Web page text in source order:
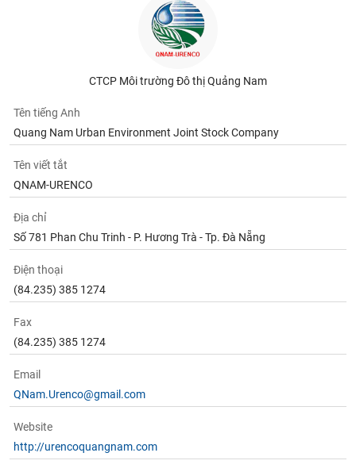
CTCP Môi trường Đô thị Quảng Nam
Tên tiếng Anh
Quang Nam Urban Environment Joint Stock Company
Tên viết tắt
QNAM-URENCO
Địa chỉ
Số 781 Phan Chu Trinh - P. Hương Trà - Tp. Đà Nẵng
Điện thoại
(84.235) 385 1274
Fax
(84.235) 385 1274
Email
QNam.Urenco@gmail.com
Website
http://urencoquangnam.com